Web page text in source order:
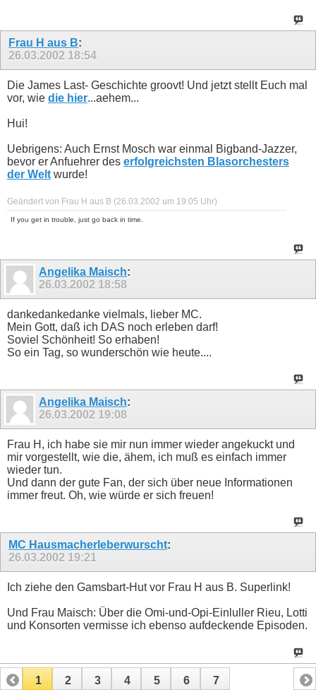
Frau H aus B:
26.03.2002 18:54
Die James Last- Geschichte groovt! Und jetzt stellt Euch mal
vor, wie die hier...aehem...
Hui!
Uebrigens: Auch Ernst Mosch war einmal Bigband-Jazzer,
bevor er Anfuehrer des erfolgreichsten Blasorchesters
der Welt wurde!
Geändert von Frau H aus B (26.03.2002 um 19:05 Uhr)
If you get in trouble, just go back in time.
Angelika Maisch:
26.03.2002 18:58
dankedankedanke vielmals, lieber MC.
Mein Gott, daß ich DAS noch erleben darf!
Soviel Schönheit! So erhaben!
So ein Tag, so wunderschön wie heute....
Angelika Maisch:
26.03.2002 19:08
Frau H, ich habe sie mir nun immer wieder angekuckt und
mir vorgestellt, wie die, ähem, ich muß es einfach immer
wieder tun.
Und dann der gute Fan, der sich über neue Informationen
immer freut. Oh, wie würde er sich freuen!
MC Hausmacherleberwurscht:
26.03.2002 19:21
Ich ziehe den Gamsbart-Hut vor Frau H aus B. Superlink!
Und Frau Maisch: Über die Omi-und-Opi-Einluller Rieu, Lotti
und Konsorten vermisse ich ebenso aufdeckende Episoden.
1 2 3 4 5 6 7